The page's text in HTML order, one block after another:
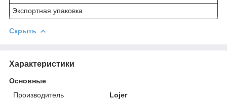
Экспортная упаковка
Скрыть
Характеристики
Основные
Производитель
Lojer